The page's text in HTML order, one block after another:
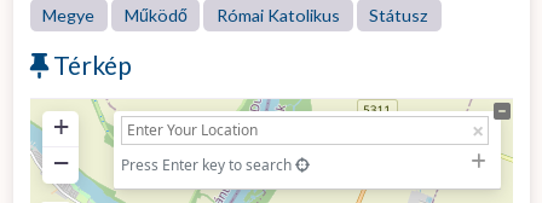
Megye
Működő Római Katolikus Státusz
Térkép
+
−
Press Enter key to search